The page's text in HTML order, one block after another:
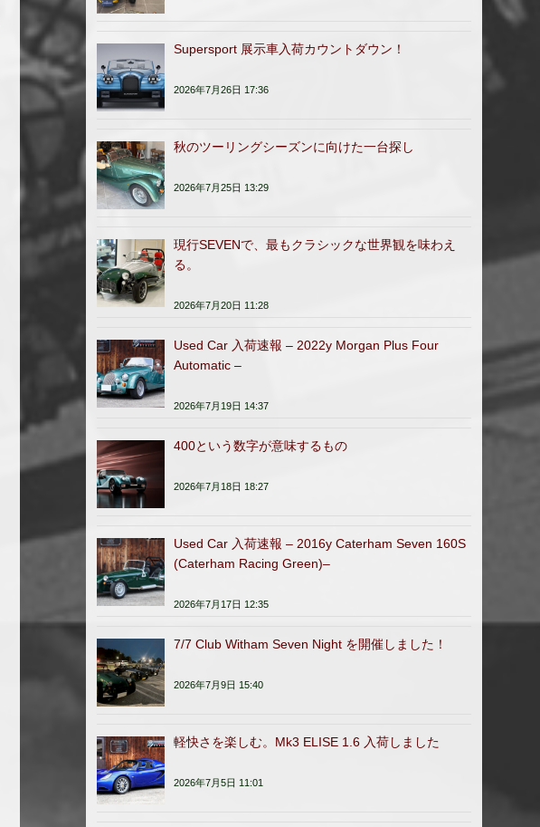
Supersport 展示車入荷カウントダウン！
2026年7月26日 17:36
秋のツーリングシーズンに向けた一台探し
2026年7月25日 13:29
現行SEVENで、最もクラシックな世界観を味わえ
る。
2026年7月20日 11:28
Used Car 入荷速報 – 2022y Morgan Plus Four
Automatic –
2026年7月19日 14:37
400という数字が意味するもの
2026年7月18日 18:27
Used Car 入荷速報 – 2016y Caterham Seven 160S
(Caterham Racing Green)–
2026年7月17日 12:35
7/7 Club Witham Seven Night を開催しました！
2026年7月9日 15:40
軽快さを楽しむ。Mk3 ELISE 1.6 入荷しました
2026年7月5日 11:01